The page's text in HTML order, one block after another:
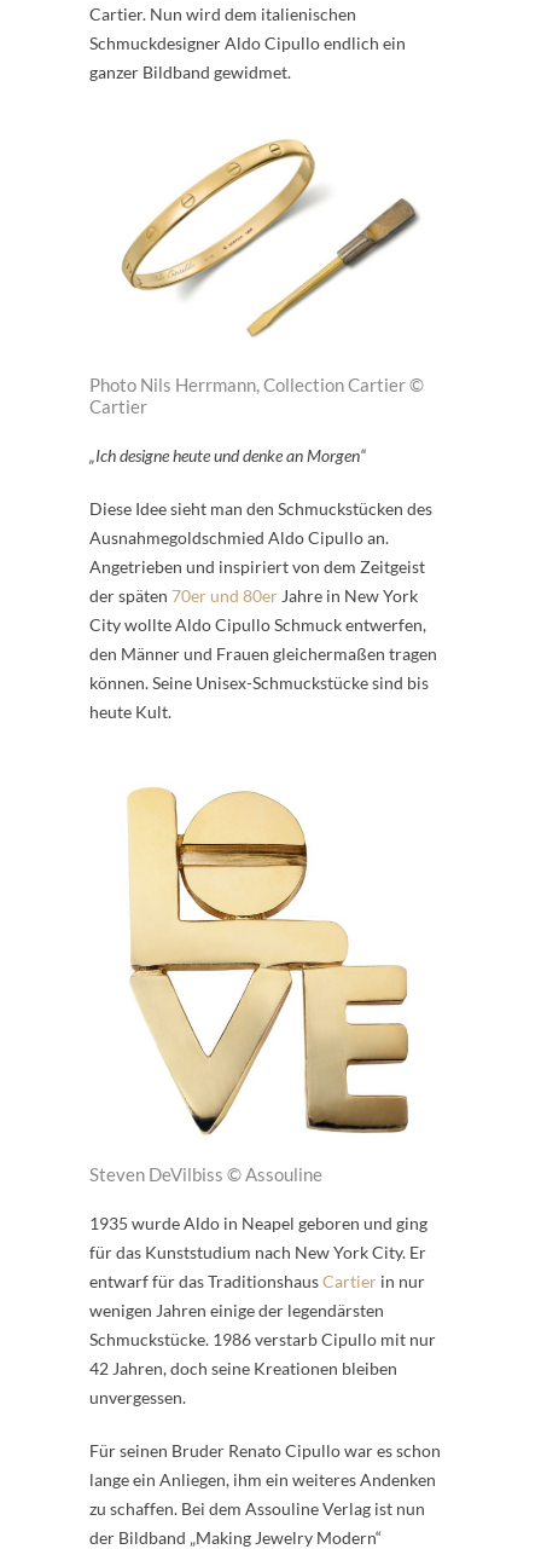
Cartier. Nun wird dem italienischen
Schmuckdesigner Aldo Cipullo endlich ein
ganzer Bildband gewidmet.
Photo Nils Herrmann, Collection Cartier ©
Cartier
„Ich designe heute und denke an Morgen“
Diese Idee sieht man den Schmuckstücken des
Ausnahmegoldschmied Aldo Cipullo an.
Angetrieben und inspiriert von dem Zeitgeist
der späten 70er und 80er Jahre in New York
City wollte Aldo Cipullo Schmuck entwerfen,
den Männer und Frauen gleichermaßen tragen
können. Seine Unisex-Schmuckstücke sind bis
heute Kult.
Steven DeVilbiss © Assouline
1935 wurde Aldo in Neapel geboren und ging
für das Kunststudium nach New York City. Er
entwarf für das TraditionshausCartier in nur
wenigen Jahren einige der legendärsten
Schmuckstücke. 1986 verstarb Cipullo mit nur
42 Jahren, doch seine Kreationen bleiben
unvergessen.
Für seinen Bruder Renato Cipullo war es schon
lange ein Anliegen, ihm ein weiteres Andenken
zu schaffen. Bei dem Assouline Verlag ist nun
der Bildband „Making Jewelry Modern“